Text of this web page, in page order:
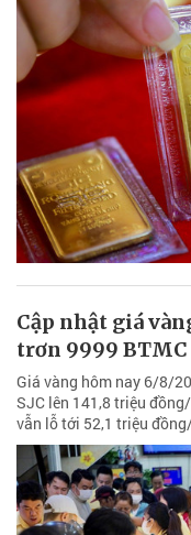
Cập nhật giá
trơn 9999 BTMC
Giá vàng hôm nay 6/8/
SJC lên 141,8 triệu
vẫn lỗ tới 52,1 triệu